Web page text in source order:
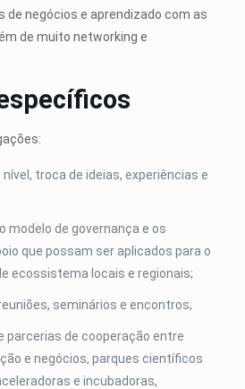
de negócios e aprendizado com as
de muito networking e
troca de ideias, experiências e
modelo de governança e os
que possam ser aplicados para o
ecossistema locais e regionais;
seminários e encontros;
parcerias de cooperação entre
e negócios, parques científicos
e incubadoras,